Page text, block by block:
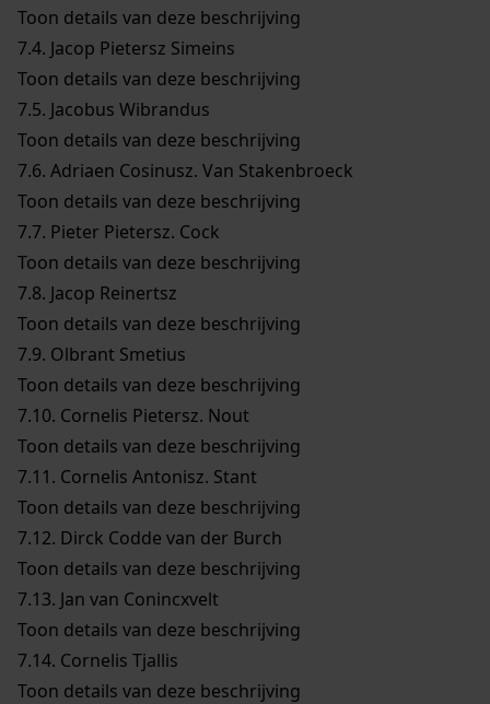
Toon details van deze beschrijving
7.4. Jacop Pietersz Simeins
Toon details van deze beschrijving
7.5. Jacobus Wibrandus
Toon details van deze beschrijving
7.6. Adriaen Cosinusz. Van Stakenbroeck
Toon details van deze beschrijving
7.7. Pieter Pietersz. Cock
Toon details van deze beschrijving
7.8. Jacop Reinertsz
Toon details van deze beschrijving
7.9. Olbrant Smetius
Toon details van deze beschrijving
7.10. Cornelis Pietersz. Nout
Toon details van deze beschrijving
7.11. Cornelis Antonisz. Stant
Toon details van deze beschrijving
7.12. Dirck Codde van der Burch
Toon details van deze beschrijving
7.13. Jan van Conincxvelt
Toon details van deze beschrijving
7.14. Cornelis Tjallis
Toon details van deze beschrijving